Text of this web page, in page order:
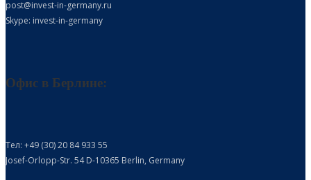
post@invest-in-germany.ru
Skype: invest-in-germany
Офис в Берлине:
Тел: +49 (30) 20 84 933 55
Josef-Orlopp-Str. 54 D-10365 Berlin, Germany